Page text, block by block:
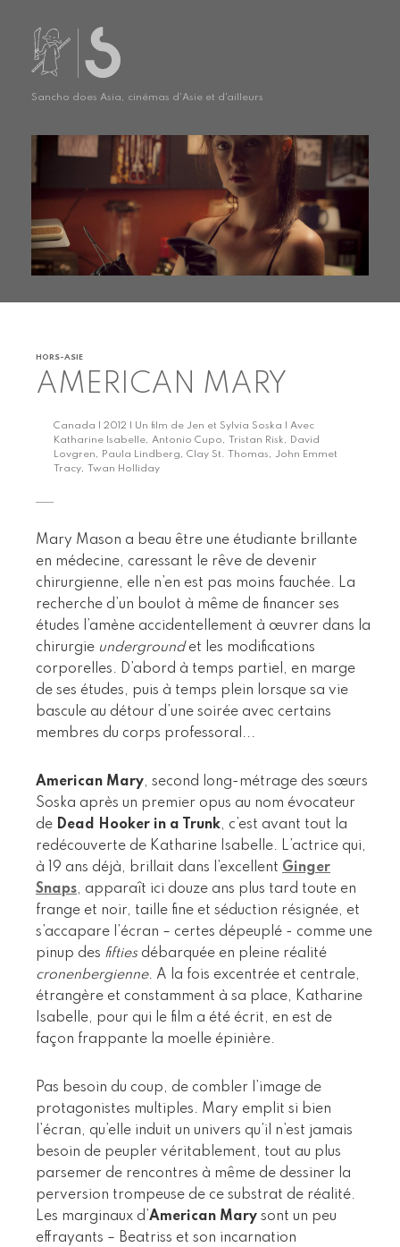
Sancho does Asia, cinémas d'Asie et d'ailleurs
HORS-ASIE
AMERICAN MARY
Canada | 2012 | Un film de Jen et Sylvia Soska | Avec
Katharine Isabelle, Antonio Cupo, Tristan Risk, David
Lovgren, Paula Lindberg, Clay St. Thomas, John Emmet
Tracy, Twan Holliday
Mary Mason a beau être une étudiante brillante
en médecine, caressant le rêve de devenir
chirurgienne, elle n’en est pas moins fauchée. La
recherche d’un boulot à même de financer ses
études l’amène accidentellement à œuvrer dans la
chirurgie undergroundet les modifications
corporelles. D’abord à temps partiel, en marge
de ses études, puis à temps plein lorsque sa vie
bascule au détour d’une soirée avec certains
membres du corps professoral...
American Mary, second long-métrage des sœurs
Soska après un premier opus au nom évocateur
de Dead Hooker in a Trunk, c’est avant tout la
redécouverte de Katharine Isabelle. L’actrice qui,
à 19 ans déjà, brillait dans l’excellent Ginger
Snaps, apparaît ici douze ans plus tard toute en
frange et noir, taille fine et séduction résignée, et
s’accapare l’écran – certes dépeuplé - comme une
pinup des fifties débarquée en pleine réalité
cronenbergienne. A la fois excentrée et centrale,
étrangère et constamment à sa place, Katharine
Isabelle, pour qui le film a été écrit, en est de
façon frappante la moelle épinière.
Pas besoin du coup, de combler l’image de
protagonistes multiples. Mary emplit si bien
l’écran, qu’elle induit un univers qu’il n’est jamais
besoin de peupler véritablement, tout au plus
parsemer de rencontres à même de dessiner la
perversion trompeuse de ce substrat de réalité.
Les marginaux d’ American Mary sont un peu
effrayants – Beatriss et son incarnation